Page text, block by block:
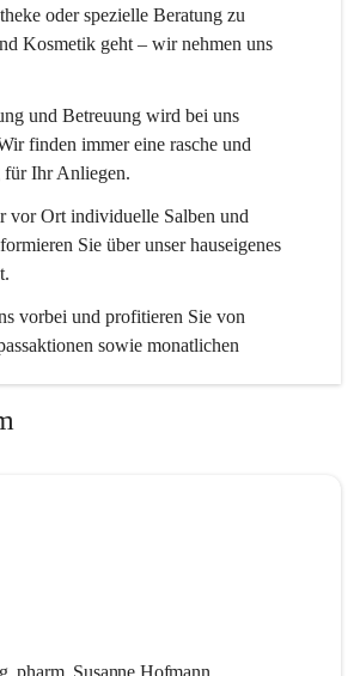
oder spezielle Beratung zu
Kosmetik geht – wir nehmen uns
und Betreuung wird bei uns
finden immer eine rasche und
für Ihr Anliegen.
vor Ort individuelle Salben und
Sie über unser hauseigenes
vorbei und profitieren Sie von
sowie monatlichen
Besuch! 😊
pharm. Susanne Hofmann